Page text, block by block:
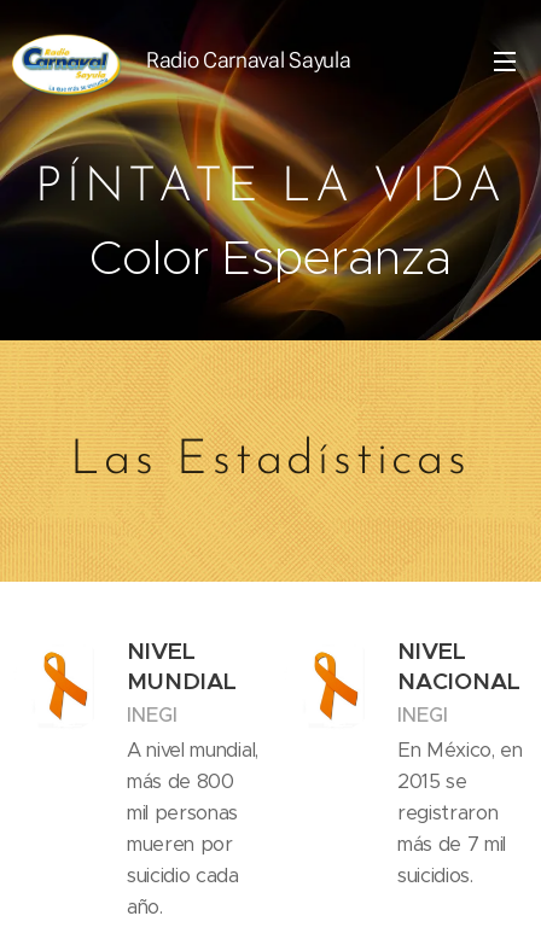
Radio Carnaval Sayula
PÍNTATE LA VIDA
Color Esperanza
Las Estadísticas
NIVEL
MUNDIAL
INEGI
A nivel mundial,
más de 800
mil personas
mueren por
suicidio cada
año.
NIVEL
NACIONAL
INEGI
En México, en
2015 se
registraron
más de 7 mil
suicidios.